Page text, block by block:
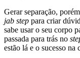
Gerar separação,
jab step para criar
sabe usar o seu corpo
passada para trás no
estão lá e o sucesso na